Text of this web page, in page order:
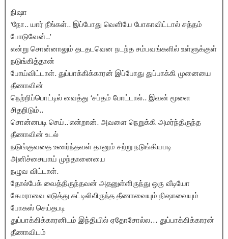
நிஷா
‘நோ.. யார் நீங்கள்.. இப்போது வெளியே போகாவிட்டால் சத்தம்
போடுவேன்..’
என்று சொன்னாலும் தடதடவென நடந்த சம்பவங்களில் உள்ளுக்குள்
நடுங்கித்தான்
போய்விட்டாள். துப்பாக்கிக்காரன் இப்போது துப்பாக்கி முனையை
தீணாவின்
நெற்றிப்பொட்டில் வைத்து ‘சப்தம் போட்டால்.. இவன் மூளை
சிதறிடும்..
சொன்னபடி செய்..’என்றான். அவளை நெறுக்கி அமர்ந்திருந்த
தீணாவின் உடல்
நடுங்குவதை உணர்ந்தவள் தானும் சற்று நடுங்கியபடி
அனிச்சையாய் முந்தானையை
நழுவ விட்டாள்.
தோல்பேக் வைத்திருந்தவன் அதனுள்ளிருந்து ஒரு வீடியோ
கேமராவை எடுத்து கட்டிலிலிருந்த தீணாவையும் நிஷாவையும்
போகஸ் செய்தபடி
துப்பாக்கிக்காரனிடம் இந்தியில் ஏதோசோல்ல… துப்பாக்கிக்காரன்
தீணாவிடம்